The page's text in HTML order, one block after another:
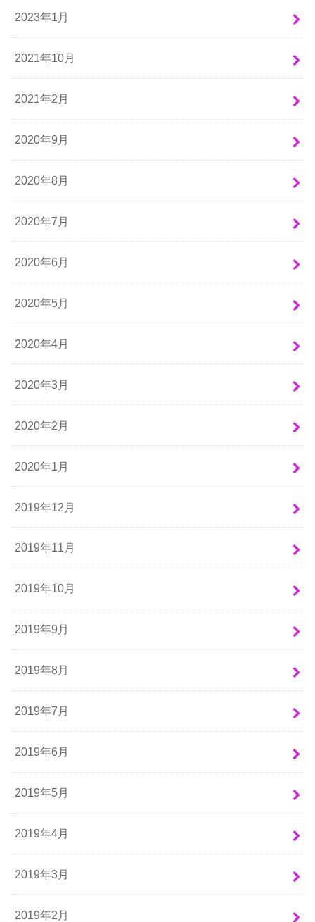
2023年1月
2021年10月
2021年2月
2020年9月
2020年8月
2020年7月
2020年6月
2020年5月
2020年4月
2020年3月
2020年2月
2020年1月
2019年12月
2019年11月
2019年10月
2019年9月
2019年8月
2019年7月
2019年6月
2019年5月
2019年4月
2019年3月
2019年2月